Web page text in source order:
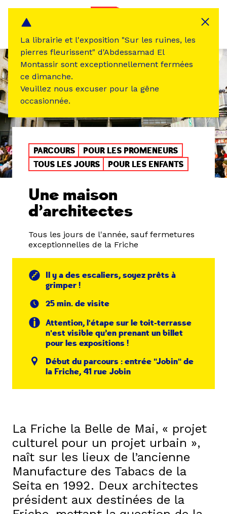
PARCOURS
POUR LES PROMENEURS
TOUS LES JOURS
POUR LES ENFANTS
Une maison
d’architectes
Tous les jours de l'année, sauf fermetures
exceptionnelles de la Friche
Il y a des escaliers, soyez prêts à
grimper !
25 min. de visite
Attention, l'étape sur le toit-terrasse
n'est visible qu’en prenant un billet
pour les expositions !
Début du parcours : entrée "Jobin" de
la Friche, 41 rue Jobin
La Friche la Belle de Mai, « projet
culturel pour un projet urbain »,
naît sur les lieux de l’ancienne
Manufacture des Tabacs de la
Seita en 1992. Deux architectes
président aux destinées de la
La librairie et l'exposition "Sur les ruines, les
pierres fleurissent" d'Abdessamad El
Montassir sont exceptionnellement fermées
ce dimanche.
Veuillez nous excuser pour la gêne
occasionnée.
Panneau de gestion des cookies